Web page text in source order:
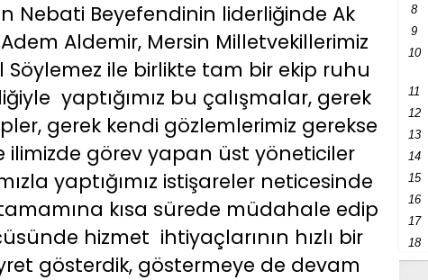
Nebati Beyefendinin liderliğinde Ak
Aldemir, Mersin Milletvekillerimiz
Söylemez ile birlikte tam bir ekip ruhu
yaptığımız bu çalışmalar, gerek
gerek kendi gözlemlerimiz gerekse
ilimizde görev yapan üst yöneticiler
yaptığımız istişareler neticesinde
kısa sürede müdahale edip
hizmet ihtiyaçlarının hızlı bir
gösterdik, göstermeye de devam
8
9
10
11
12
13
14
15
16
17
18